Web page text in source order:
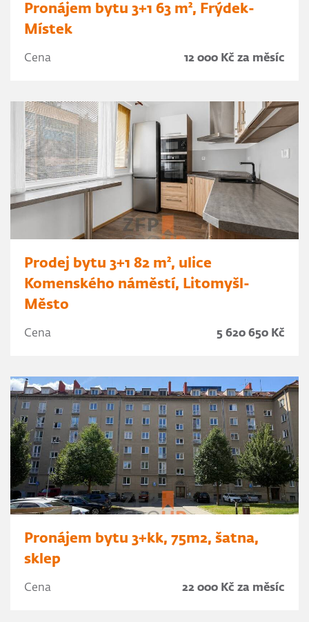
Pronájem bytu 3+1 63 m², Frýdek-
Místek
Cena 12 000 Kč za měsíc
Prodej bytu 3+1 82 m², ulice
Komenského náměstí, Litomyšl-
Město
Cena 5 620 650 Kč
Pronájem bytu 3+kk, 75m2, šatna,
sklep
Cena 22 000 Kč za měsíc